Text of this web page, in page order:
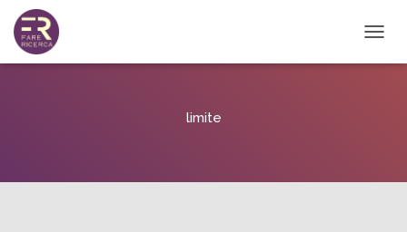
limite